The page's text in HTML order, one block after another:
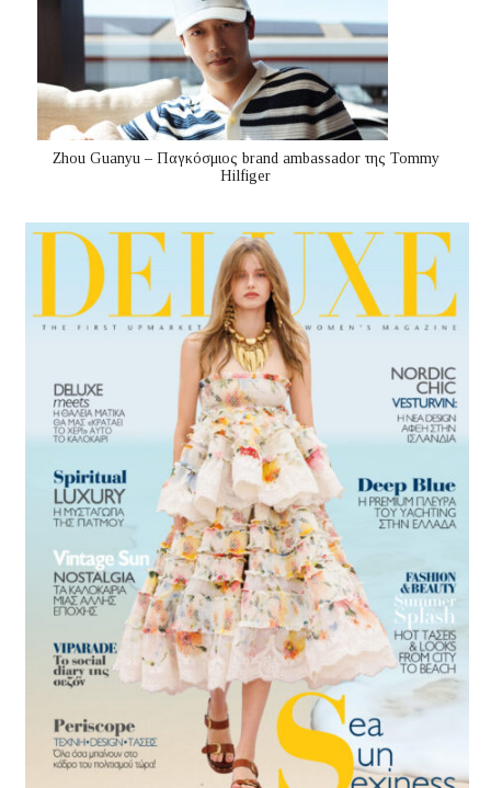
Zhou Guanyu – Παγκόσμιος brand ambassador της Tommy
Hilfiger